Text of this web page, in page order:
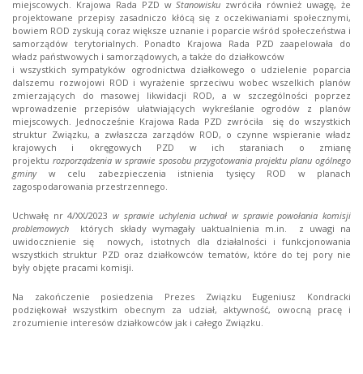
miejscowych. Krajowa Rada PZD wStanowisku zwróciła również uwagę, że
projektowane przepisy zasadniczo kłócą się z oczekiwaniami społecznymi,
bowiem ROD zyskują coraz większe uznanie i poparcie wśród społeczeństwa i
samorządów terytorialnych. Ponadto Krajowa Rada PZD zaapelowała do
władz państwowych i samorządowych, a także do działkowców
i wszystkich sympatyków ogrodnictwa działkowego o udzielenie poparcia
dalszemu rozwojowi ROD i wyrażenie sprzeciwu wobec wszelkich planów
zmierzających do masowej likwidacji ROD, a w szczególności poprzez
wprowadzenie przepisów ułatwiających wykreślanie ogrodów z planów
miejscowych. Jednocześnie Krajowa Rada PZD zwróciła się do wszystkich
struktur Związku, a zwłaszcza zarządów ROD, o czynne wspieranie władz
krajowych i okręgowych PZD w ich staraniach o zmianę
projekturozporządzenia w sprawie sposobu przygotowania projektu planu ogólnego
gminyw celu zabezpieczenia istnienia tysięcy ROD w planach
zagospodarowania przestrzennego.
Uchwałę nr 4/XX/2023w sprawie uchylenia uchwał w sprawie powołania komisji
problemowych
których składy wymagały uaktualnienia m.in. z uwagi na
uwidocznienie się nowych, istotnych dla działalności i funkcjonowania
wszystkich struktur PZD oraz działkowców tematów, które do tej pory nie
były objęte pracami komisji.
Na zakończenie posiedzenia Prezes Związku Eugeniusz Kondracki
podziękował wszystkim obecnym za udział, aktywność, owocną pracę i
zrozumienie interesów działkowców jak i całego Związku.